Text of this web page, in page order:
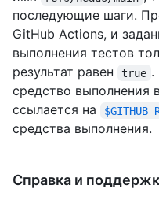
последующие шаги.
GitHub Actions, и
выполнения тестов
результат равен
true .
средство выполнения
ссылается на
средства выполнения.
Справка и